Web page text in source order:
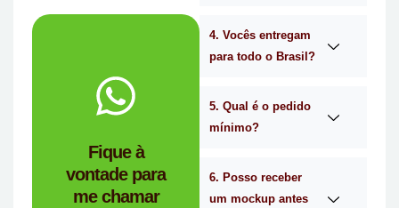
Fique à
vontade para
me chamar
Personalizado é a
empresa de
brindes certa para
Me chama
no
4. Vocês entregam
para todo o Brasil?
5. Qual é o pedido
mínimo?
6. Posso receber
um mockup antes